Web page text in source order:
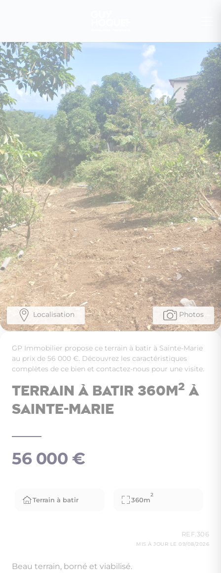
Photos
Localisation
GP Immobilier propose ce terrain à batir à Sainte-Marie
au prix de 56 000 €. Découvrez les caractéristiques
complètes de ce bien et contactez-nous pour une visite.
Terrain à batir 360m 2 à
Sainte-Marie
56 000 €
Terrain à batir 360m
2
REF.306
MIS À JOUR LE 09/08/2026
Beau terrain, borné et viabilisé.